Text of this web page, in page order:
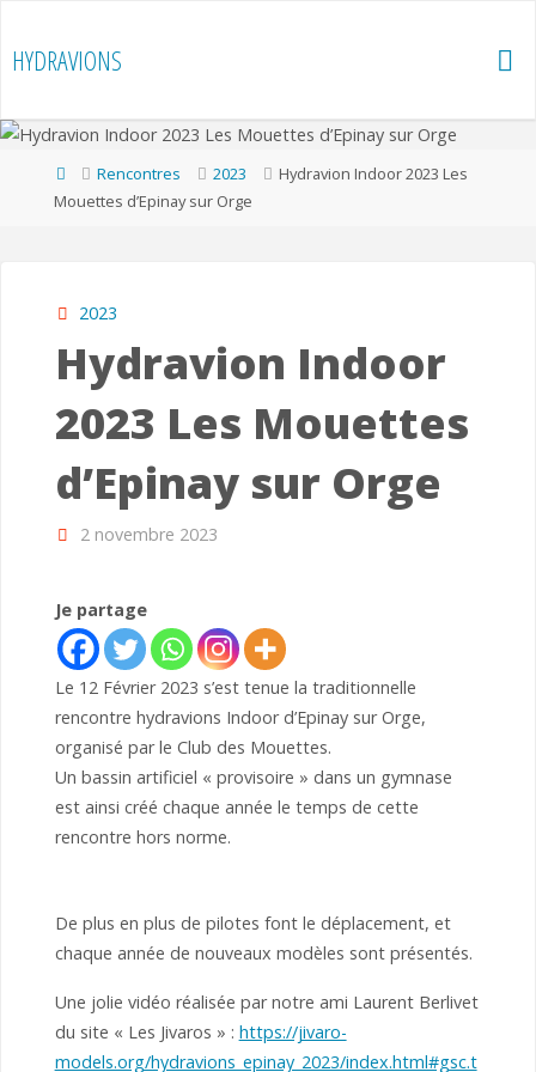
content
HYDRAVIONS
HomeRencontres 2023
Hydravion Indoor 2023 Les
Mouettes d’Epinay sur Orge
2023
Hydravion Indoor
2023 Les Mouettes
d’Epinay sur Orge
2 novembre 2023
Je partage
Le 12 Février 2023 s’est tenue la traditionnelle
rencontre hydravions Indoor d’Epinay sur Orge,
organisé par le Club des Mouettes.
Un bassin artificiel « provisoire » dans un gymnase
est ainsi créé chaque année le temps de cette
rencontre hors norme.
De plus en plus de pilotes font le déplacement, et
chaque année de nouveaux modèles sont présentés.
Une jolie vidéo réalisée par notre ami Laurent Berlivet
du site « Les Jivaros » : https://jivaro-
models.org/hydravions_epinay_2023/index.html#gsc.t